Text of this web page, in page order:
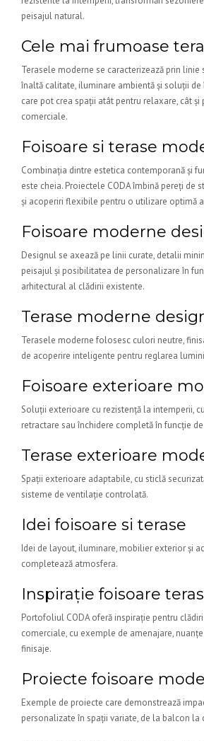
peisajul natural.
Cele mai frumoase
Terasele moderne se caracterizează prin linie
înaltă calitate, iluminare ambientă și soluții
care pot crea spații atât pentru relaxare, cât și
comerciale.
Foisoare si terase
Combinația dintre estetica contemporană și
este cheia. Proiectele CODA îmbină pereți de
și acoperiri flexibile pentru o utilizare optimă
Foisoare moderne
Designul se axează pe linii curate, detalii
peisajul și posibilitatea de personalizare în
arhitectural al clădirii existente.
Terase moderne
Terasele moderne folosesc culori neutre,
de acoperire inteligente pentru reglarea
Foisoare exterioare
Soluții exterioare cu rezistență la intemperii,
retractare sau închidere completă în funcție
Terase exterioare
Spații exterioare adaptabile, cu sticlă
sisteme de ventilație controlată.
Idei foisoare si terase
Idei de layout, iluminare, mobilier exterior și
completează atmosfera.
Inspirație foisoare
Portofoliul CODA oferă inspirație pentru
comerciale, cu exemple de amenajare,
finisaje.
Proiecte foisoare
Exemple de proiecte care demonstrează
personalizate în spații variate, de la balcon la